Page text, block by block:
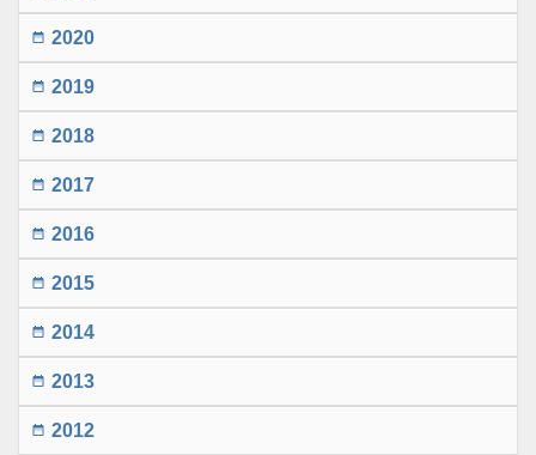
date_range 2020
date_range 2019
date_range 2018
date_range 2017
date_range 2016
date_range 2015
date_range 2014
date_range 2013
date_range 2012